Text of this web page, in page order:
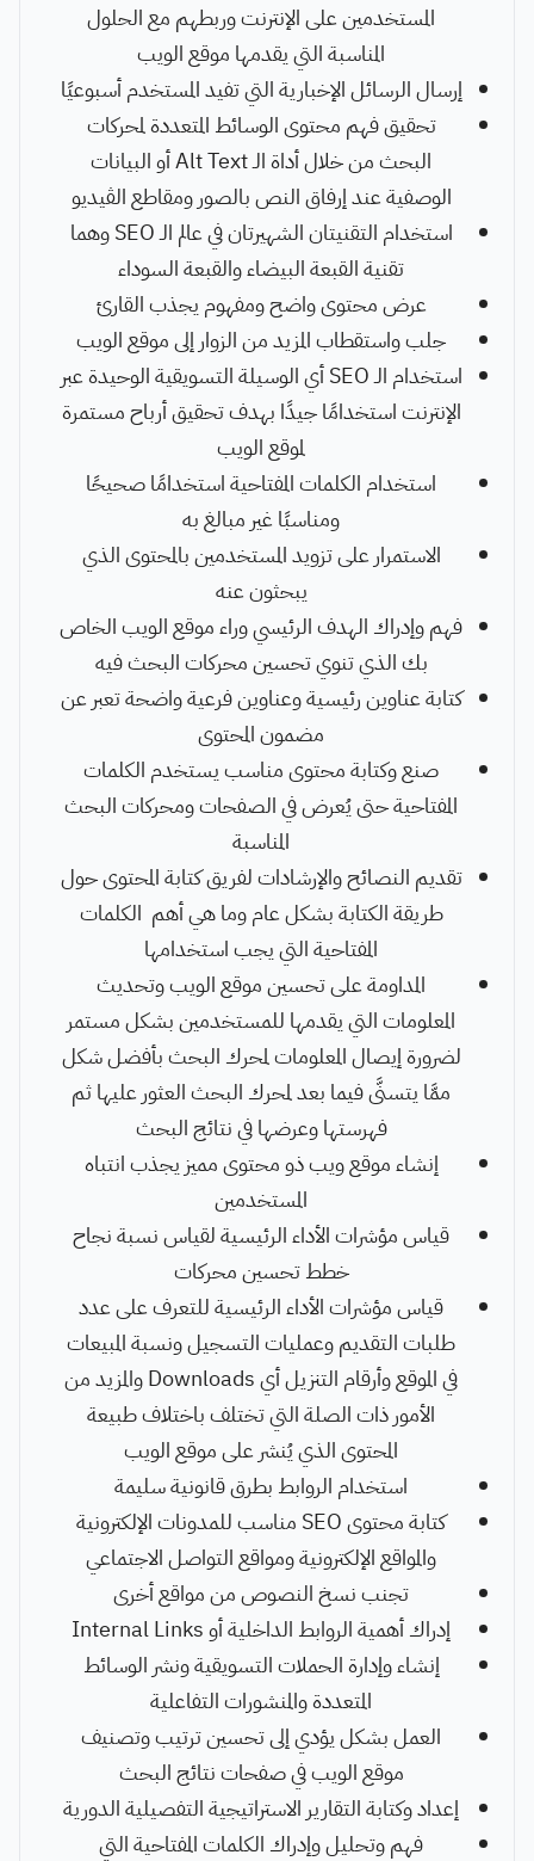
المستخدمين على الإنترنت وربطهم مع الحلول
المناسبة التي يقدمها موقع الويب
إرسال الرسائل الإخبارية التي تفيد المستخدم أسبوعيًا
تحقيق فهم محتوى الوسائط المتعددة لمحركات
البحث من خلال أداة الـ Alt Text أو البيانات
الوصفية عند إرفاق النص بالصور ومقاطع الڤيديو
استخدام التقنيتان الشهيرتان في عالم الـ SEO وهما
تقنية القبعة البيضاء والقبعة السوداء
عرض محتوى واضح ومفهوم يجذب القارئ
جلب واستقطاب المزيد من الزوار إلى موقع الويب
استخدام الـ SEO أي الوسيلة التسويقية الوحيدة عبر
الإنترنت استخدامًا جيدًا بهدف تحقيق أرباح مستمرة
لموقع الويب
استخدام الكلمات المفتاحية استخدامًا صحيحًا
ومناسبًا غير مبالغ به
الاستمرار على تزويد المستخدمين بالمحتوى الذي
يبحثون عنه
فهم وإدراك الهدف الرئيسي وراء موقع الويب الخاص
بك الذي تنوي تحسين محركات البحث فيه
كتابة عناوين رئيسية وعناوين فرعية واضحة تعبر عن
مضمون المحتوى
صنع وكتابة محتوى مناسب يستخدم الكلمات
المفتاحية حتى يُعرض في الصفحات ومحركات البحث
المناسبة
تقديم النصائح والإرشادات لفريق كتابة المحتوى حول
طريقة الكتابة بشكل عام وما هي أهم الكلمات
المفتاحية التي يجب استخدامها
المداومة على تحسين موقع الويب وتحديث
المعلومات التي يقدمها للمستخدمين بشكل مستمر
لضرورة إيصال المعلومات لمحرك البحث بأفضل شكل
ممَّا يتسنَّى فيما بعد لمحرك البحث العثور عليها ثم
فهرستها وعرضها في نتائج البحث
إنشاء موقع ويب ذو محتوى مميز يجذب انتباه
المستخدمين
قياس مؤشرات الأداء الرئيسية لقياس نسبة نجاح
خطط تحسين محركات
قياس مؤشرات الأداء الرئيسية للتعرف على عدد
طلبات التقديم وعمليات التسجيل ونسبة المبيعات
في الموقع وأرقام التنزيل أي Downloads والمزيد من
الأمور ذات الصلة التي تختلف باختلاف طبيعة
المحتوى الذي يُنشر على موقع الويب
استخدام الروابط بطرق قانونية سليمة
كتابة محتوى SEO مناسب للمدونات الإلكترونية
والمواقع الإلكترونية ومواقع التواصل الاجتماعي
تجنب نسخ النصوص من مواقع أخرى
إدراك أهمية الروابط الداخلية أو Internal Links
إنشاء وإدارة الحملات التسويقية ونشر الوسائط
المتعددة والمنشورات التفاعلية
العمل بشكل يؤدي إلى تحسين ترتيب وتصنيف
موقع الويب في صفحات نتائج البحث
إعداد وكتابة التقارير الاستراتيجية التفصيلية الدورية
فهم وتحليل وإدراك الكلمات المفتاحية التي